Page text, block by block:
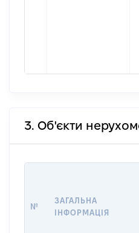
3. Об'єкти
№
ЗАГАЛЬНА
ІНФОРМАЦІЯ